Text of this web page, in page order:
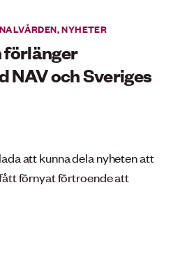
,NYHETER
NAV och Sveriges
att kunna dela nyheten att
förnyat förtroende att